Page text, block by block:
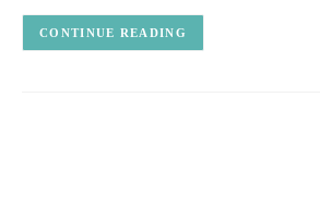
CONTINUE READING